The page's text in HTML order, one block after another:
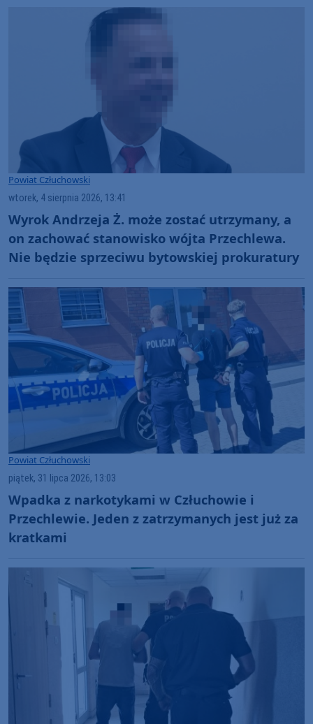
Powiat Człuchowski
wtorek, 4 sierpnia 2026, 13:41
Wyrok Andrzeja Ż. może zostać utrzymany, a
on zachować stanowisko wójta Przechlewa.
Nie będzie sprzeciwu bytowskiej prokuratury
Powiat Człuchowski
piątek, 31 lipca 2026, 13:03
Wpadka z narkotykami w Człuchowie i
Przechlewie. Jeden z zatrzymanych jest już za
kratkami